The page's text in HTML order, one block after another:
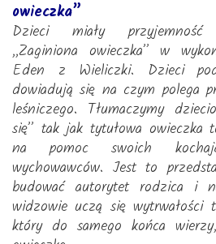
owieczka”
Dzieci miały
,,Zaginiona owieczka” w
Eden z Wieliczki. Dzieci
dowiadują się na czym polega
leśniczego. Tłumaczymy
się” tak jak tytułowa owieczka
na pomoc swoich
wychowawców. Jest to
budować autorytet rodzica i
widzowie uczą się wytrwałości
który do samego końca